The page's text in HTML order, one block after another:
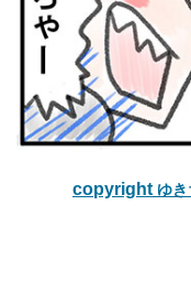
copyright ゆ